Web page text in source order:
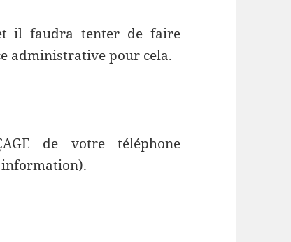
il faudra tenter de faire
administrative pour cela.
de votre téléphone
information).